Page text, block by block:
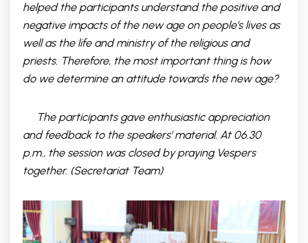
helped the participants understand the positive and
negative impacts of the new age on people’s lives as
well as the life and ministry of the religious and
priests. Therefore, the most important thing is how
do we determine an attitude towards the new age?
The participants gave enthusiastic appreciation
and feedback to the speakers’ material. At 06.30
p.m., the session was closed by praying Vespers
together. (Secretariat Team)